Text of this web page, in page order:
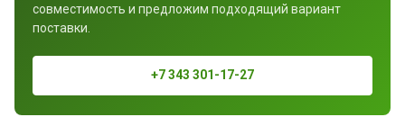
совместимость и предложим подходящий вариант
поставки.
+7 343 301-17-27